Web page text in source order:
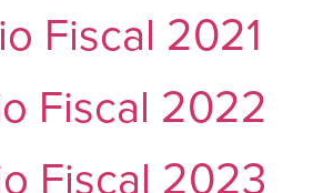
Fiscal 2021
Fiscal 2022
Fiscal 2023